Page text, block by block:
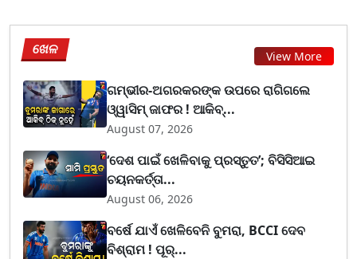
ଖେଳ View More
ଗମ୍ଭୀର-ଅଗରକରଙ୍କ ଉପରେ ରାଗିଗଲେ
ଓ୍ୱାସିମ୍ ଜାଫର ! ଆକିବ୍...
August 07, 2026
‘ଦେଶ ପାଇଁ ଖେଳିବାକୁ ପ୍ରସ୍ତୁତ’; ବିସିସିଆଇ
ଚୟନକର୍ତ୍ତା...
August 06, 2026
ବର୍ଷେ ଯାଏଁ ଖେଳିବେନି ବୁମରା, BCCI ଦେବ
ବିଶ୍ରାମ ! ପୂର୍...